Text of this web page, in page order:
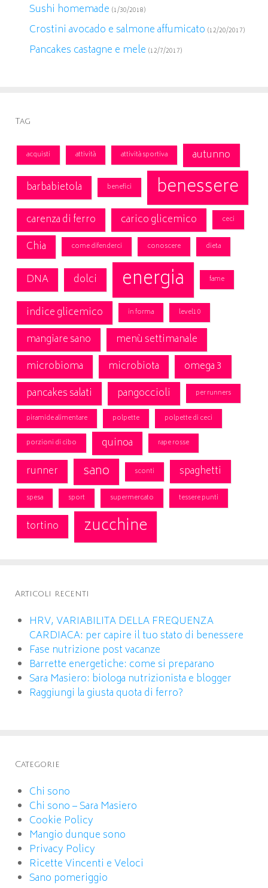
Sushi homemade (1/30/2018)
Crostini avocado e salmone affumicato (12/20/2017)
Pancakes castagne e mele (12/7/2017)
Tag
acquisti attività attività sportiva
autunno
barbabietola
benefici benessere
carenza di ferro carico glicemico ceci
Chia come difenderci conoscere dieta
DNA dolci energia fame
indice glicemico in forma level10
mangiare sano
menù settimanale
microbioma
microbiota
omega 3
pancakes salati
pangoccioli per runners
piramide alimentare polpette polpette di ceci
porzioni di cibo quinoa rape rosse
runner sano sconti spaghetti
spesa sport supermercato tessere punti
tortino zucchine
Articoli recenti
HRV, VARIABILITA DELLA FREQUENZA
CARDIACA: per capire il tuo stato di benessere
Fase nutrizione post vacanze
Barrette energetiche: come si preparano
Sara Masiero: biologa nutrizionista e blogger
Raggiungi la giusta quota di ferro?
Categorie
Chi sono
Chi sono – Sara Masiero
Cookie Policy
Mangio dunque sono
Privacy Policy
Ricette Vincenti e Veloci
Sano pomeriggio